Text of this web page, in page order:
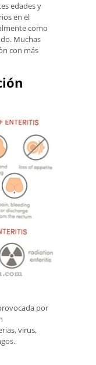
edades y
en el
como
Muchas
con más
por
virus,